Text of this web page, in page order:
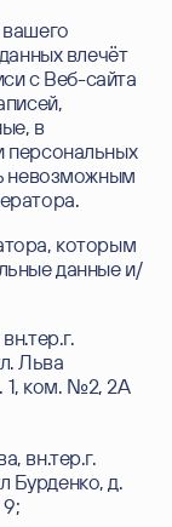
влечёт
с Веб-сайта
в
персональных
невозможным
которым
данные и/
Льва
1, ком. №2, 2А
вн.тер.г.
Бурденко, д.